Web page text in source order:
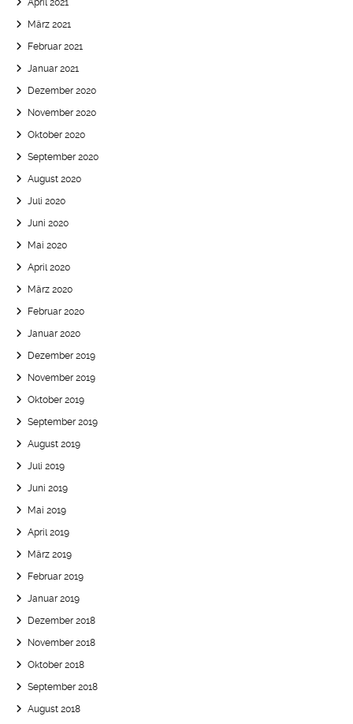
April 2021
März 2021
Februar 2021
Januar 2021
Dezember 2020
November 2020
Oktober 2020
September 2020
August 2020
Juli 2020
Juni 2020
Mai 2020
April 2020
März 2020
Februar 2020
Januar 2020
Dezember 2019
November 2019
Oktober 2019
September 2019
August 2019
Juli 2019
Juni 2019
Mai 2019
April 2019
März 2019
Februar 2019
Januar 2019
Dezember 2018
November 2018
Oktober 2018
September 2018
August 2018